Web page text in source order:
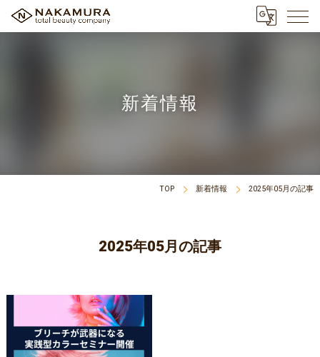
新着情報
TOP 新着情報 2025年05月の記事
2025年05月の記事